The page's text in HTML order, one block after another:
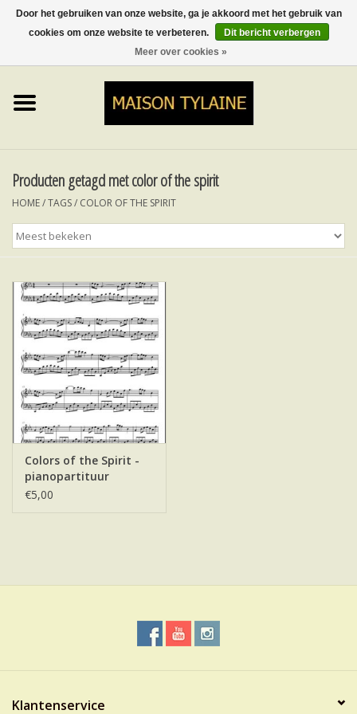
0 Artikelen - €0,00
TOPS
ROKKEN&BROEKEN
MY MUSIC
Producten getagd met color of the spirit
HOME/TAGS/ COLOR OF THE SPIRIT
Colors of the Spirit -
pianopartituur
€5,00
Klantenservice
Door het gebruiken van onze website, ga je akkoord met het gebruik van
cookies om onze website te verbeteren.
Dit bericht verbergen
Meer over cookies »